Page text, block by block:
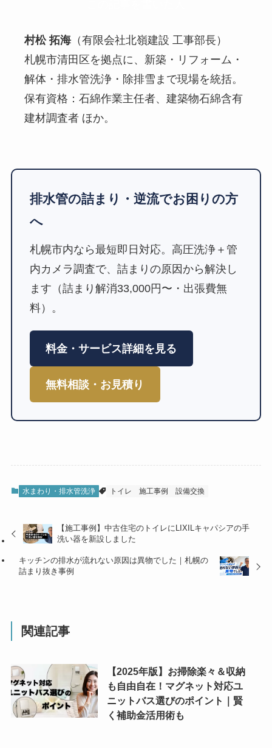
村松 拓海 （有限会社北嶺建設 工事部長）
札幌市清田区を拠点に、新築・リフォーム・
解体・排水管洗浄・除排雪まで現場を統括。
保有資格：石綿作業主任者、建築物石綿含有
建材調査者 ほか。
排水管の詰まり・逆流でお困りの方
へ
札幌市内なら最短即日対応。高圧洗浄＋管
内カメラ調査で、詰まりの原因から解決し
ます（詰まり解消33,000円〜・出張費無
料）。
料金・サービス詳細を見る
無料相談・お見積り
水まわり・排水管洗浄 トイレ 施工事例 設備交換
【施工事例】中古住宅のトイレにLIXILキャパシアの手
洗い器を新設しました
キッチンの排水が流れない原因は異物でした｜札幌の
詰まり抜き事例
関連記事
【2025年版】お掃除楽々＆収納
も自由自在！マグネット対応ユ
ニットバス選びのポイント｜賢
く補助金活用術も